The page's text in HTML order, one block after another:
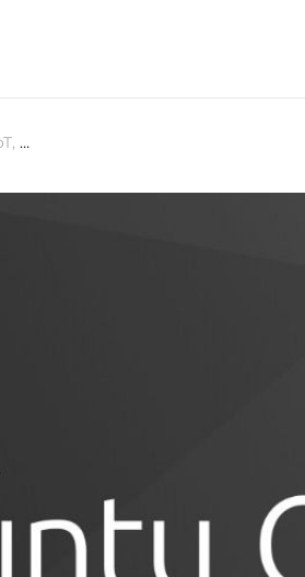
Canonical випускає Ubuntu Core 24 для IoT, Edge і вбудованих пристроїв